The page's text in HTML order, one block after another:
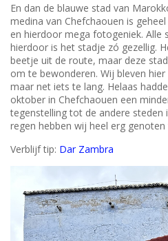
En dan de blauwe stad van
medina van Chefchaouen is
en hierdoor mega fotogeniek. Alle
hierdoor is het stadje zó gezellig.
beetje uit de route, maar deze
om te bewonderen. Wij bleven
maar net iets te lang. Helaas
oktober in Chefchaouen een
tegenstelling tot de andere steden
regen hebben wij heel erg genoten
Verblijf tip: Dar Zambra